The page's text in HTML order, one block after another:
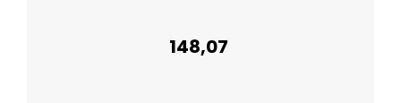
148,07